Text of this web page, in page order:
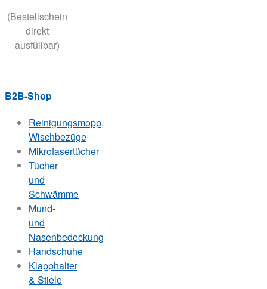
(Bestellschein
direkt
ausfüllbar)
B2B-Shop
Reinigungsmopp,
Wischbezüge
Mikrofasertücher
Tücher
und
Schwämme
Mund-
und
Nasenbedeckung
Handschuhe
Klapphalter
& Stiele